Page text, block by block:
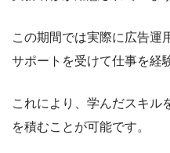
この期間では実際に広告運
サポートを受けて仕事を経
これにより、学んだスキル
を積むことが可能です。